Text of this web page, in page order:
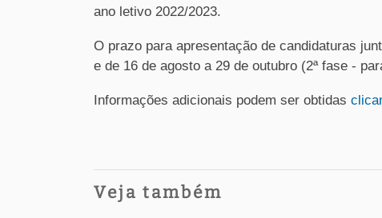
ano letivo 2022/2023.
O prazo para apresentação de candidaturas
e de 16 de agosto a 29 de outubro (2ª fase -
Informações adicionais podem ser obtidas
Veja também